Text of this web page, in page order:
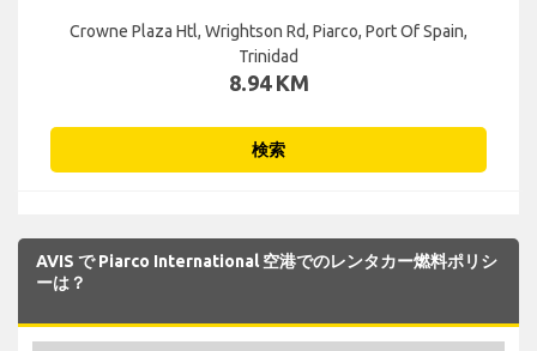
Crowne Plaza Htl, Wrightson Rd, Piarco, Port Of Spain,
Trinidad
8.94 KM
検索
AVIS で Piarco International 空港でのレンタカー燃料ポリシ
ーは？